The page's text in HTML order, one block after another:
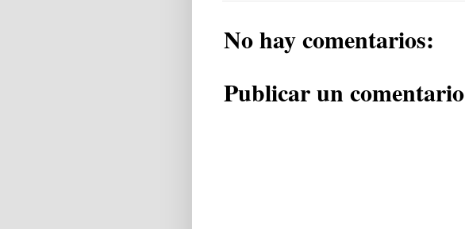
No hay comentarios:
Publicar un comentario